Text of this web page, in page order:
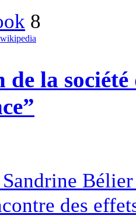
8
wikipedia
de la
des